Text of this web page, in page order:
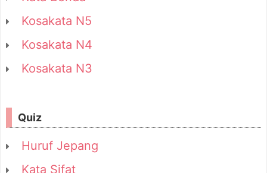
Kosakata N5
Kosakata N4
Kosakata N3
Quiz
Huruf Jepang
Kata Sifat